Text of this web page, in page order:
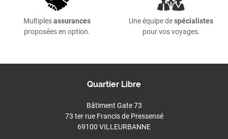
Multiplesassurances
proposées en option.
Une équipe despécialistes
pour vos voyages.
Quartier Libre
Bâtiment Gate 73
73 ter rue Francis de Pressensé
69100 VILLEURBANNE